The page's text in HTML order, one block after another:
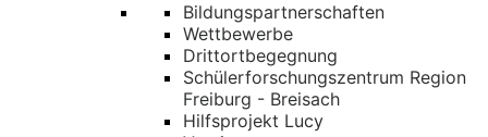
Bildungspartnerschaften
Wettbewerbe
Drittortbegegnung
Schülerforschungszentrum Region
Freiburg - Breisach
Hilfsprojekt Lucy